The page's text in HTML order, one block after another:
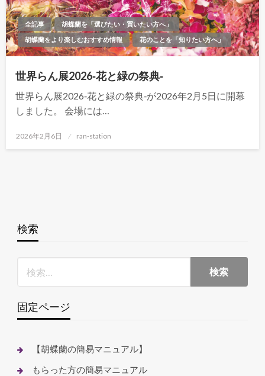
全記事
胡蝶蘭を「選びたい・買いたい方へ」
胡蝶蘭をより楽しむおすすめ情報
花のことを「知りたい方へ」
世界らん展2026‐花と緑の祭典‐
世界らん展2026‐花と緑の祭典‐が2026年2月5日に開幕
しました。 会場には…
投
日:
2026年2月6日 ran-station
検索
固定ページ
【胡蝶蘭の簡易マニュアル】
もらった方の簡易マニュアル